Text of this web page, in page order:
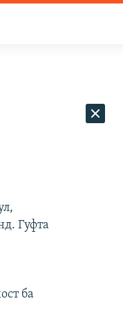
Гуфта
ба